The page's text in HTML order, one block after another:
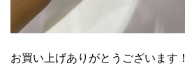
お買い上げありがとうございます！